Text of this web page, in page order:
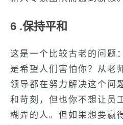
6 .保持平和
这是一个比较古老的问题
是希望人们害怕你？从老
领导都在努力解决这个问
和苛刻，但也你不想让员
糊弄的人。但如果想要赢